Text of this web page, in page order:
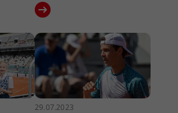
29.07.2023